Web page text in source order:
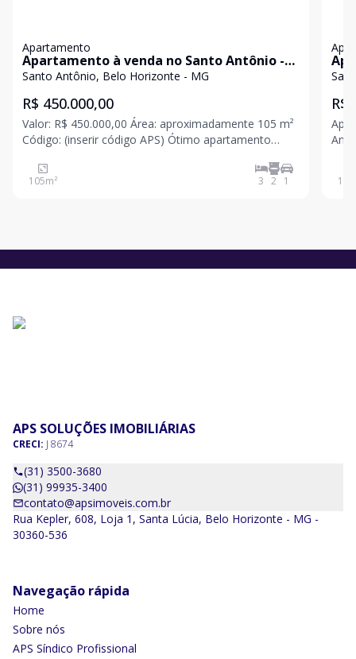
Apartamento
Apartamento à venda no Santo Antônio -
Belo Horizonte/MG
Santo Antônio, Belo Horizonte - MG
R$ 450.000,00
Valor: R$ 450.000,00 Área: aproximadamente 105 m²
Código: (inserir código APS) Ótimo apartamento
segura e plana, com acesso imediato ao Super
Nosso, VerdeMar e Drogaria Araújo. Região
105m² 3 2 1
R$
Antônio
130
APS SOLUÇÕES IMOBILIÁRIAS
CRECI: J 8674
(31) 3500-3680
(31) 99935-3400
contato@apsimoveis.com.br
Rua Kepler, 608, Loja 1, Santa Lúcia, Belo Horizonte - MG -
30360-536
Navegação rápida
Home
Sobre nós
APS Síndico Profissional